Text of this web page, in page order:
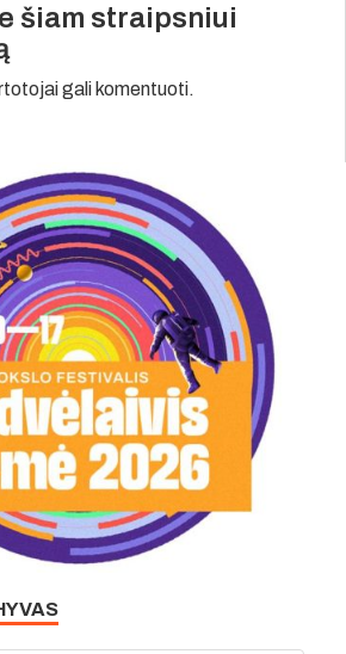
šiam straipsniui
gali komentuoti.